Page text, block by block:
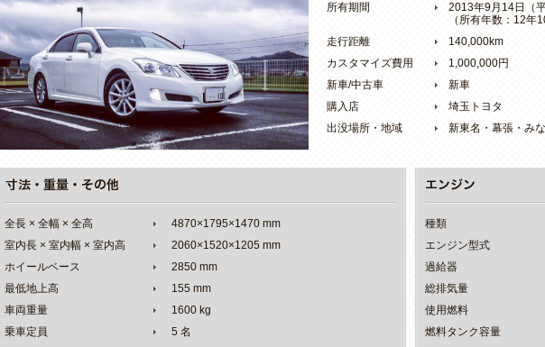
所有期間
2013年9月14日（
（所有年数：12年
走行距離
140,000km
カスタマイズ費用
1,000,000円
新車/中古車
新車
購入店
埼玉トヨタ
出没場所・地域
新東名・幕張・み
全長 × 全幅 × 全高
4870×1795×1470 mm
室内長 × 室内幅 × 室内高
2060×1520×1205 mm
ホイールベース
2850 mm
最低地上高
155 mm
車両重量
1600 kg
乗車定員
5 名
種類
エンジン型式
過給器
総排気量
使用燃料
燃料タンク容量